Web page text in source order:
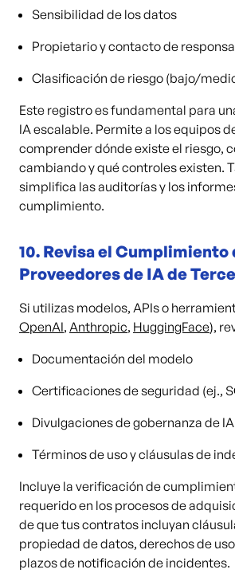
Sensibilidad de los datos
Propietario y contacto de
Clasificación de riesgo (bajo/
Este registro es fundamental para
IA escalable. Permite a los equipos
comprender dónde existe el riesgo,
cambiando y qué controles existen.
simplifica las auditorías y los
cumplimiento.
10. Revisa el Cumplimiento
Proveedores de IA de
Si utilizas modelos, APIs o
OpenAI, Anthropic, HuggingFace),
Documentación del modelo
Certificaciones de seguridad (ej.,
Divulgaciones de gobernanza de IA
Términos de uso y cláusulas de
Incluye la verificación de
requerido en los procesos de
de que tus contratos incluyan
propiedad de datos, derechos de
plazos de notificación de incidentes.